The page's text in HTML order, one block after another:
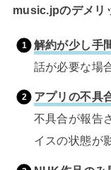
music.jpのデメリ
解約が少し手
話が必要な場
アプリの不具
不具合が報告
イスの状態が